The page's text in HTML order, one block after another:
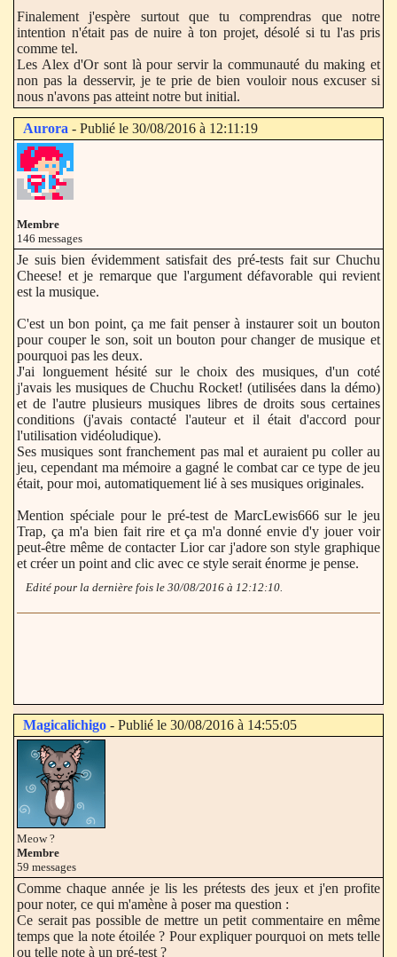
Finalement j'espère surtout que tu comprendras que notre
intention n'était pas de nuire à ton projet, désolé si tu l'as pris
comme tel.
Les Alex d'Or sont là pour servir la communauté du making et
non pas la desservir, je te prie de bien vouloir nous excuser si
nous n'avons pas atteint notre but initial.
Aurora - Publié le 30/08/2016 à 12:11:19
Membre
146 messages
Je suis bien évidemment satisfait des pré-tests fait sur Chuchu
Cheese! et je remarque que l'argument défavorable qui revient
est la musique.
C'est un bon point, ça me fait penser à instaurer soit un bouton
pour couper le son, soit un bouton pour changer de musique et
pourquoi pas les deux.
J'ai longuement hésité sur le choix des musiques, d'un coté
j'avais les musiques de Chuchu Rocket! (utilisées dans la démo)
et de l'autre plusieurs musiques libres de droits sous certaines
conditions (j'avais contacté l'auteur et il était d'accord pour
l'utilisation vidéoludique).
Ses musiques sont franchement pas mal et auraient pu coller au
jeu, cependant ma mémoire a gagné le combat car ce type de jeu
était, pour moi, automatiquement lié à ses musiques originales.
Mention spéciale pour le pré-test de MarcLewis666 sur le jeu
Trap, ça m'a bien fait rire et ça m'a donné envie d'y jouer voir
peut-être même de contacter Lior car j'adore son style graphique
et créer un point and clic avec ce style serait énorme je pense.
Edité pour la dernière fois le 30/08/2016 à 12:12:10.
Magicalichigo - Publié le 30/08/2016 à 14:55:05
Meow ?
Membre
59 messages
Comme chaque année je lis les prétests des jeux et j'en profite
pour noter, ce qui m'amène à poser ma question :
Ce serait pas possible de mettre un petit commentaire en même
temps que la note étoilée ? Pour expliquer pourquoi on mets telle
ou telle note à un pré-test ?